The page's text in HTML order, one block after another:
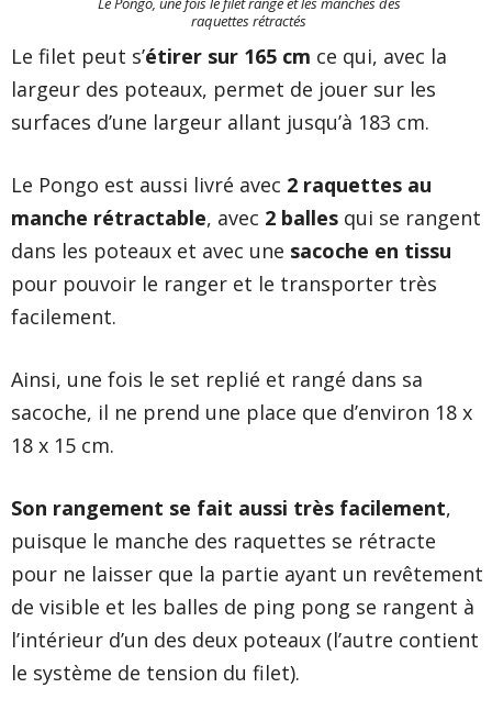
raquettes rétractés
Le filet peut s’étirer sur 165 cm ce qui, avec la
largeur des poteaux, permet de jouer sur les
surfaces d’une largeur allant jusqu’à 183 cm.
Le Pongo est aussi livré avec 2 raquettes au
manche rétractable, avec 2 balles qui se rangent
dans les poteaux et avec une sacoche en tissu
pour pouvoir le ranger et le transporter très
facilement.
Ainsi, une fois le set replié et rangé dans sa
sacoche, il ne prend une place que d’environ 18 x
18 x 15 cm.
Son rangement se fait aussi très facilement,
puisque le manche des raquettes se rétracte
pour ne laisser que la partie ayant un revêtement
de visible et les balles de ping pong se rangent à
l’intérieur d’un des deux poteaux (l’autre contient
le système de tension du filet).